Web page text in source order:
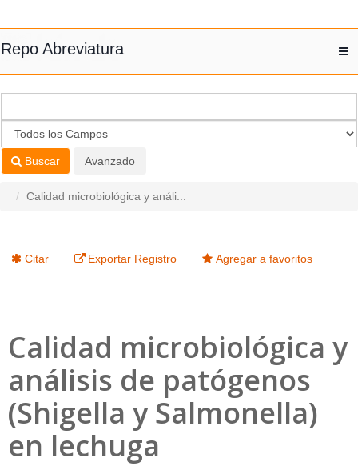
Repo Abreviatura
Buscar Avanzado
Calidad microbiológica y análi...
Citar Exportar Registro Agregar a favoritos
Calidad microbiológica y
análisis de patógenos
(Shigella y Salmonella)
en lechuga